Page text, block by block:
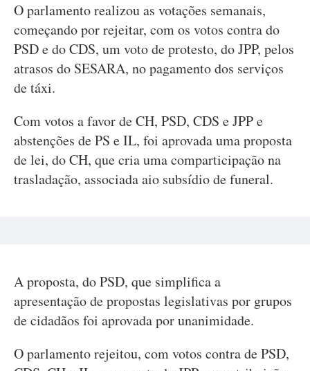
O parlamento realizou as votações semanais,
começando por rejeitar, com os votos contra do
PSD e do CDS, um voto de protesto, do JPP, pelos
atrasos do SESARA, no pagamento dos serviços
de táxi.
Com votos a favor de CH, PSD, CDS e JPP e
abstenções de PS e IL, foi aprovada uma proposta
de lei, do CH, que cria uma comparticipação na
trasladação, associada aio subsídio de funeral.
A proposta, do PSD, que simplifica a
apresentação de propostas legislativas por grupos
de cidadãos foi aprovada por unanimidade.
O parlamento rejeitou, com votos contra de PSD,